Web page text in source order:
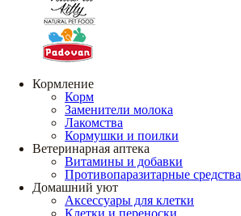
Кормление
Корм
Заменители молока
Лакомства
Кормушки и поилки
Ветеринарная аптека
Витамины и добавки
Противопаразитарные средства
Домашний уют
Аксессуары для клетки
Клетки и переноски